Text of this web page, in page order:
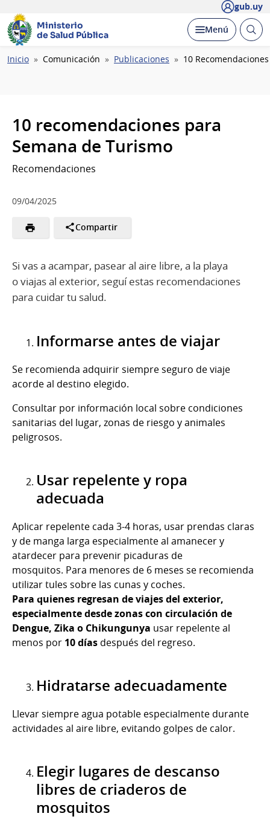
gub.uy
Ministerio
de Salud Pública
Desplegar
Menú Abrir
Ruta
Inicio Comunicación Publicaciones 10
10 recomendaciones para
Semana de Turismo
Recomendaciones
09/04/2025
Compartir
Si vas a acampar, pasear al aire libre, a la playa
o viajas al exterior, seguí estas recomendaciones
para cuidar tu salud.
Informarse antes de viajar
Se recomienda adquirir siempre seguro de viaje
acorde al destino elegido.
Consultar por información local sobre condiciones
sanitarias del lugar, zonas de riesgo y animales
peligrosos.
Usar repelente y ropa
adecuada
Aplicar repelente cada 3-4 horas, usar prendas claras
y de manga larga especialmente al amanecer y
atardecer para prevenir picaduras de
mosquitos. Para menores de 6 meses se recomienda
utilizar tules sobre las cunas y coches.
Para quienes regresan de viajes del exterior,
especialmente desde zonas con circulación de
Dengue, Zika o Chikungunya usar repelente al
menos por 10 días después del regreso.
Hidratarse adecuadamente
Llevar siempre agua potable especialmente durante
actividades al aire libre, evitando golpes de calor.
Elegir lugares de descanso
libres de criaderos de
mosquitos